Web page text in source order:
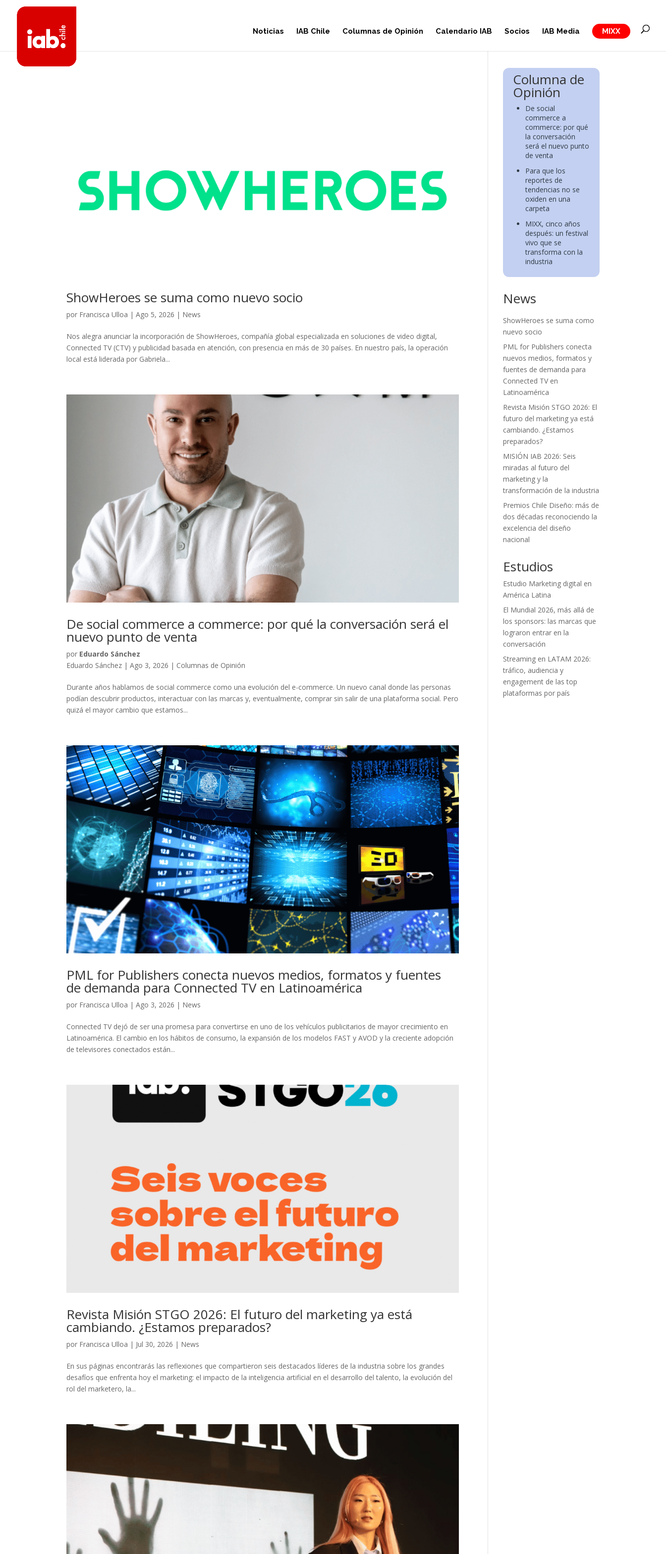
Noticias IAB Chile Columnas de Opinión Calendario IAB Socios IAB Media MIXX
ShowHeroes se suma como nuevo socio
por Francisca Ulloa |Ago 5, 2026 | News
Nos alegra anunciar la incorporación de ShowHeroes, compañía global especializada en soluciones de video digital,
Connected TV (CTV) y publicidad basada en atención, con presencia en más de 30 países. En nuestro país, la operación
local está liderada por Gabriela...
De social commerce a commerce: por qué la conversación será el
nuevo punto de venta
por Eduardo Sánchez
Eduardo Sánchez |Ago 3, 2026 | Columnas de Opinión
Durante años hablamos de social commerce como una evolución del e-commerce. Un nuevo canal donde las personas
podían descubrir productos, interactuar con las marcas y, eventualmente, comprar sin salir de una plataforma social. Pero
quizá el mayor cambio que estamos...
PML for Publishers conecta nuevos medios, formatos y fuentes
de demanda para Connected TV en Latinoamérica
por Francisca Ulloa |Ago 3, 2026 | News
Connected TV dejó de ser una promesa para convertirse en uno de los vehículos publicitarios de mayor crecimiento en
Latinoamérica. El cambio en los hábitos de consumo, la expansión de los modelos FAST y AVOD y la creciente adopción
de televisores conectados están...
Revista Misión STGO 2026: El futuro del marketing ya está
cambiando. ¿Estamos preparados?
por Francisca Ulloa | Jul 30, 2026 | News
En sus páginas encontrarás las reflexiones que compartieron seis destacados líderes de la industria sobre los grandes
desafíos que enfrenta hoy el marketing: el impacto de la inteligencia artificial en el desarrollo del talento, la evolución del
rol del marketero, la...
Columna de
Opinión
De social
commerce a
commerce: por qué
la conversación
será el nuevo punto
de venta
Para que los
reportes de
tendencias no se
oxiden en una
carpeta
MIXX, cinco años
después: un festival
vivo que se
transforma con la
industria
News
ShowHeroes se suma como
nuevo socio
PML for Publishers conecta
nuevos medios, formatos y
fuentes de demanda para
Connected TV en
Latinoamérica
Revista Misión STGO 2026: El
futuro del marketing ya está
cambiando. ¿Estamos
preparados?
MISIÓN IAB 2026: Seis
miradas al futuro del
marketing y la
transformación de la industria
Premios Chile Diseño: más de
dos décadas reconociendo la
excelencia del diseño
nacional
Estudios
Estudio Marketing digital en
América Latina
El Mundial 2026, más allá de
los sponsors: las marcas que
lograron entrar en la
conversación
Streaming en LATAM 2026:
tráfico, audiencia y
engagement de las top
plataformas por país